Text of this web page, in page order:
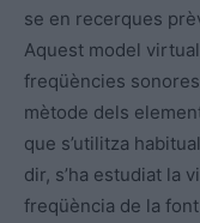
se en recerques
Aquest model
freqüències
mètode dels
que s’utilitza
dir, s’ha estudiat la
freqüència de la